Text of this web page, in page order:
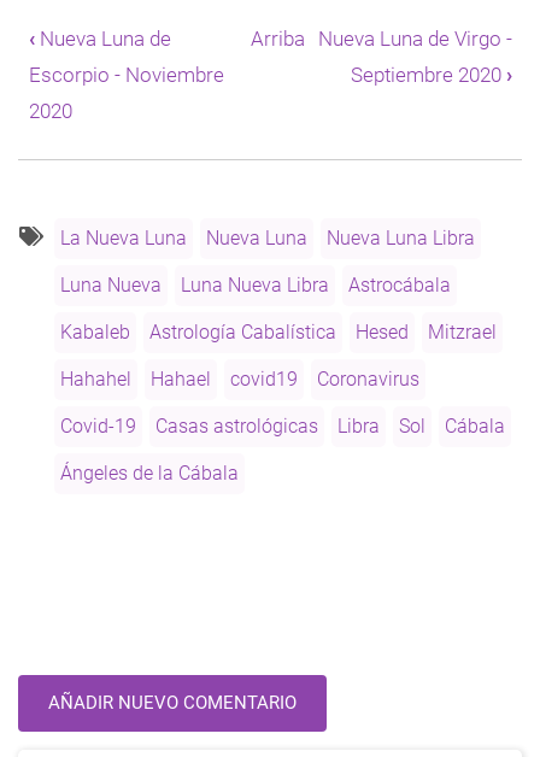
transversales
de
Book
para
Luna
-
Octubre
2020
‹Nueva Luna de
Escorpio - Noviembre
2020
Arriba
Nueva Luna de Virgo -
Septiembre 2020 ›
La Nueva Luna Nueva Luna Nueva Luna Libra
Luna Nueva Luna Nueva Libra Astrocábala
Kabaleb Astrología Cabalística Hesed Mitzrael
Hahahel Hahael covid19 Coronavirus
Covid-19 Casas astrológicas Libra Sol Cábala
Ángeles de la Cábala
AÑADIR NUEVO COMENTARIO